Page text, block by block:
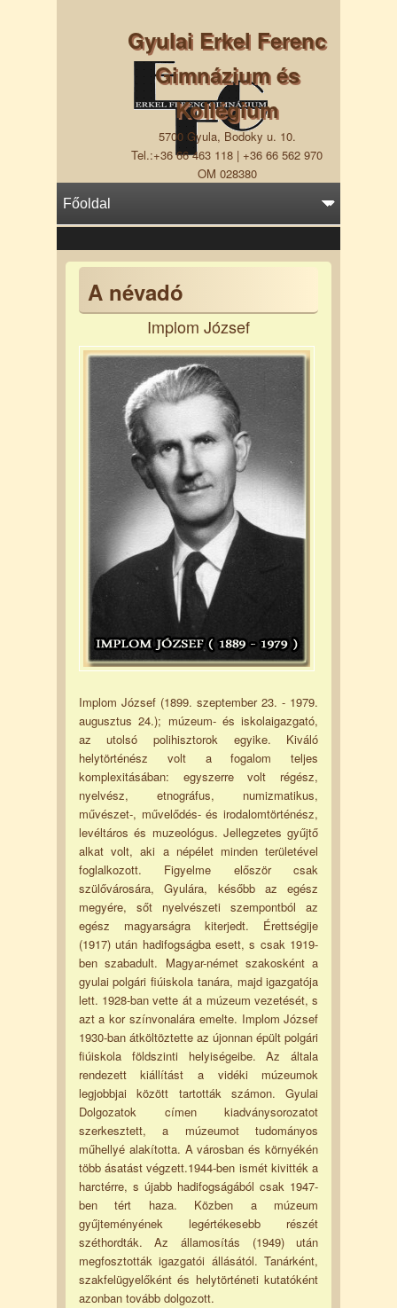
Gyulai Erkel Ferenc
Gimnázium és
Kollégium
5700 Gyula, Bodoky u. 10.
Tel.:+36 66 463 118 | +36 66 562 970
OM 028380
A névadó
Implom József
Implom József (1899. szeptember 23. - 1979.
augusztus 24.); múzeum- és iskolaigazgató,
az utolsó polihisztorok egyike. Kiváló
helytörténész volt a fogalom teljes
komplexitásában: egyszerre volt régész,
nyelvész, etnográfus, numizmatikus,
művészet-, művelődés- és irodalomtörténész,
levéltáros és muzeológus. Jellegzetes gyűjtő
alkat volt, aki a népélet minden területével
foglalkozott. Figyelme először csak
szülővárosára, Gyulára, később az egész
megyére, sőt nyelvészeti szempontból az
egész magyarságra kiterjedt. Érettségije
(1917) után hadifogságba esett, s csak 1919-
ben szabadult. Magyar-német szakosként a
gyulai polgári fiúiskola tanára, majd igazgatója
lett. 1928-ban vette át a múzeum vezetését, s
azt a kor színvonalára emelte. Implom József
1930-ban átköltöztette az újonnan épült polgári
fiúiskola földszinti helyiségeibe. Az általa
rendezett kiállítást a vidéki múzeumok
legjobbjai között tartották számon. Gyulai
Dolgozatok címen kiadványsorozatot
szerkesztett, a múzeumot tudományos
műhellyé alakította. A városban és környékén
több ásatást végzett.1944-ben ismét kivitték a
harctérre, s újabb hadifogságából csak 1947-
ben tért haza. Közben a múzeum
gyűjteményének legértékesebb részét
széthordták. Az államosítás (1949) után
megfosztották igazgatói állásától. Tanárként,
szakfelügyelőként és helytörténeti kutatóként
azonban tovább dolgozott.